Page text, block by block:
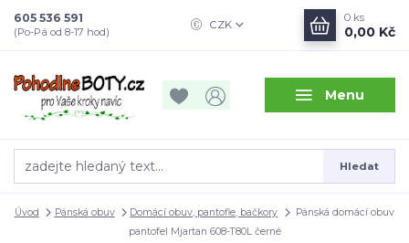
Menu
CZK
Hledat
605 536 591
(Po-Pá od 8-17 hod)
0 ks
0,00 Kč
Úvod Pánská obuv Domácí obuv, pantofle, bačkory
Pánská domácí obuv
pantofel Mjartan 608-T80L černé